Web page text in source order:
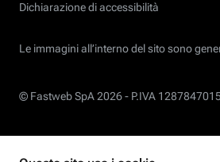
Dichiarazione di accessibilità
Le immagini all’interno del sito sono
© Fastweb SpA 2026 - P.IVA